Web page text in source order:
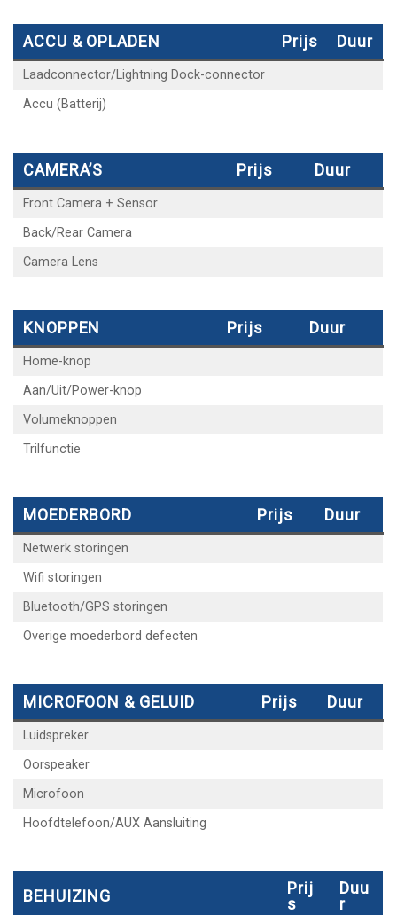
ACCU & OPLADEN Prijs Duur
Laadconnector/Lightning Dock-connector
Accu (Batterij)
CAMERA’S Prijs Duur
Front Camera + Sensor
Back/Rear Camera
Camera Lens
KNOPPEN Prijs Duur
Home-knop
Aan/Uit/Power-knop
Volumeknoppen
Trilfunctie
MOEDERBORD Prijs Duur
Netwerk storingen
Wifi storingen
Bluetooth/GPS storingen
Overige moederbord defecten
MICROFOON & GELUID Prijs Duur
Luidspreker
Oorspeaker
Microfoon
Hoofdtelefoon/AUX Aansluiting
BEHUIZING
Prij
S
Duu
R